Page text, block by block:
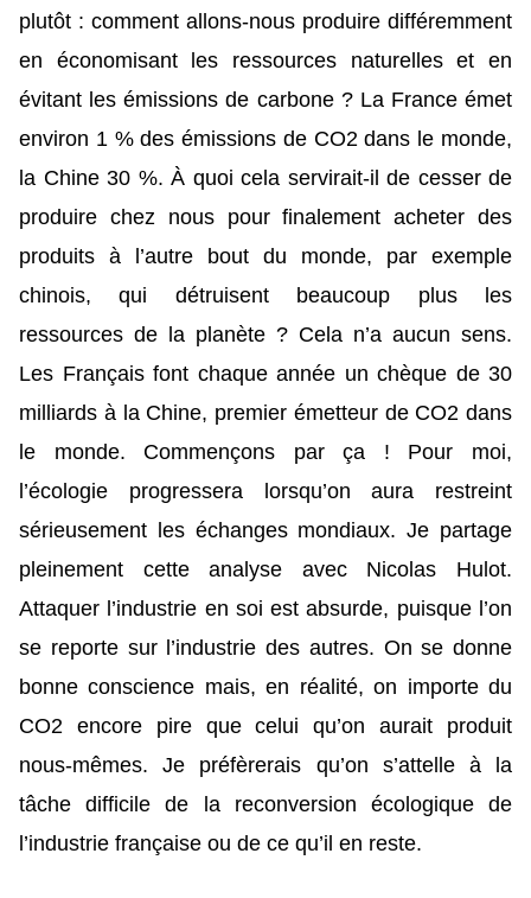
plutôt : comment allons-nous produire différemment
en économisant les ressources naturelles et en
évitant les émissions de carbone ? La France émet
environ 1 % des émissions de CO2 dans le monde,
la Chine 30 %. À quoi cela servirait-il de cesser de
produire chez nous pour finalement acheter des
produits à l’autre bout du monde, par exemple
chinois, qui détruisent beaucoup plus les
ressources de la planète ? Cela n’a aucun sens.
Les Français font chaque année un chèque de 30
milliards à la Chine, premier émetteur de CO2 dans
le monde. Commençons par ça ! Pour moi,
l’écologie progressera lorsqu’on aura restreint
sérieusement les échanges mondiaux. Je partage
pleinement cette analyse avec Nicolas Hulot.
Attaquer l’industrie en soi est absurde, puisque l’on
se reporte sur l’industrie des autres. On se donne
bonne conscience mais, en réalité, on importe du
CO2 encore pire que celui qu’on aurait produit
nous-mêmes. Je préfèrerais qu’on s’attelle à la
tâche difficile de la reconversion écologique de
l’industrie française ou de ce qu’il en reste.